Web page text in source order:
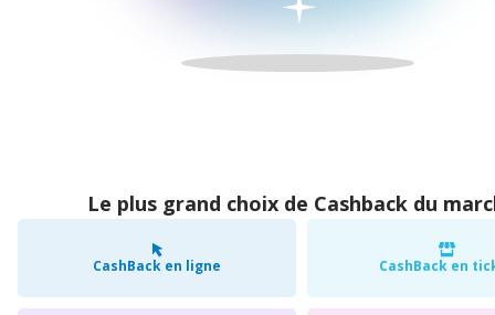
Le plus grand choix de Cashback du
CashBack en ligne CashBack en